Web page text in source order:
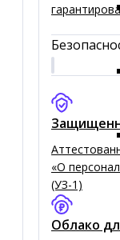
«О
(УЗ-1)
Облако